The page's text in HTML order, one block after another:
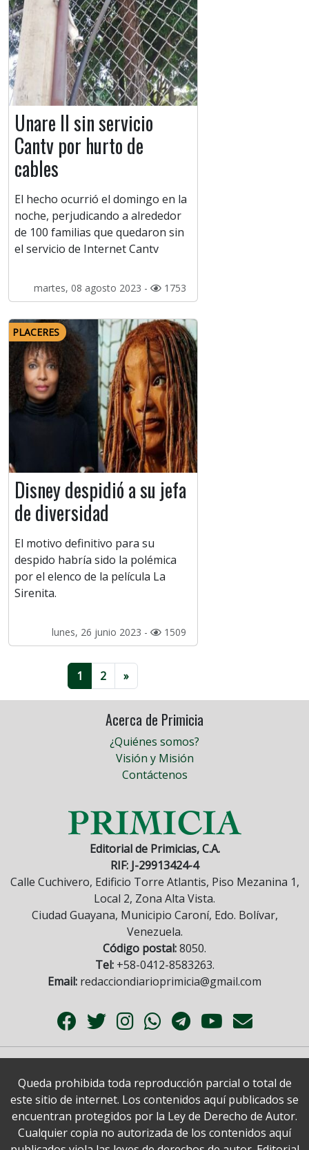
Unare II sin servicio
Cantv por hurto de
cables
El hecho ocurrió el domingo en la
noche, perjudicando a alrededor
de 100 familias que quedaron sin
el servicio de Internet Cantv
martes, 08 agosto 2023 - 1753
PLACERES
Disney despidió a su jefa
de diversidad
El motivo definitivo para su
despido habría sido la polémica
por el elenco de la película La
Sirenita.
lunes, 26 junio 2023 - 1509
1 2 »
Acerca de Primicia
¿Quiénes somos?
Visión y Misión
Contáctenos
Editorial de Primicias, C.A.
RIF: J-29913424-4
Calle Cuchivero, Edificio Torre Atlantis, Piso Mezanina 1,
Local 2, Zona Alta Vista.
Ciudad Guayana, Municipio Caroní, Edo. Bolívar,
Venezuela.
Código postal:8050.
Tel:+58-0412-8583263.
Email: redacciondiarioprimicia@gmail.com
Queda prohibida toda reproducción parcial o total de
este sitio de internet. Los contenidos aquí publicados se
encuentran protegidos por la Ley de Derecho de Autor.
Cualquier copia no autorizada de los contenidos aquí